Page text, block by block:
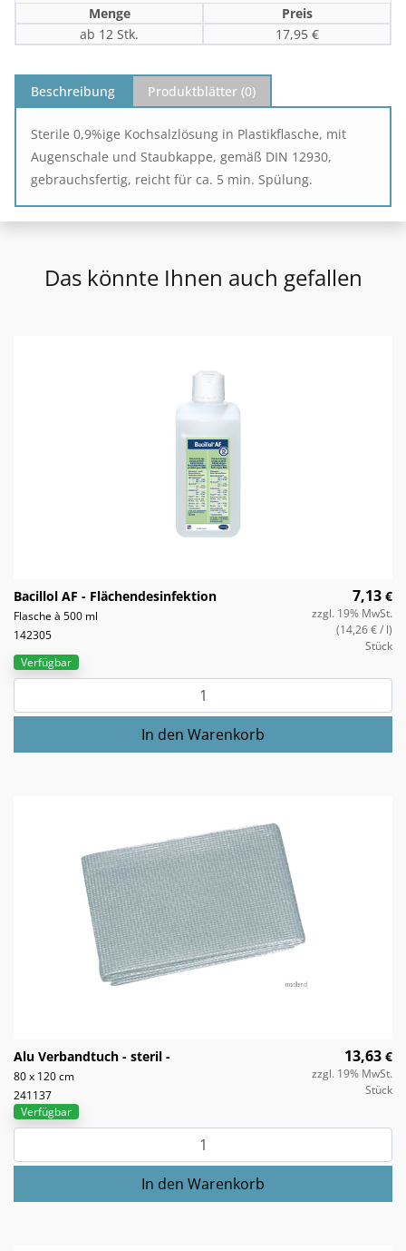
Menge
Preis
ab 12 Stk.
17,95 €
Beschreibung Produktblätter (0)
Sterile 0,9%ige Kochsalzlösung in Plastikflasche, mit
Augenschale und Staubkappe, gemäß DIN 12930,
gebrauchsfertig, reicht für ca. 5 min. Spülung.
Das könnte Ihnen auch gefallen
Bacillol AF - Flächendesinfektion
Flasche à 500 ml
142305
7,13 €
zzgl. 19% MwSt.
(14,26 €/ l)
Stück
Verfügbar
Alu Verbandtuch - steril -
80 x 120 cm
241137
13,63 €
zzgl. 19% MwSt.
Stück
Verfügbar